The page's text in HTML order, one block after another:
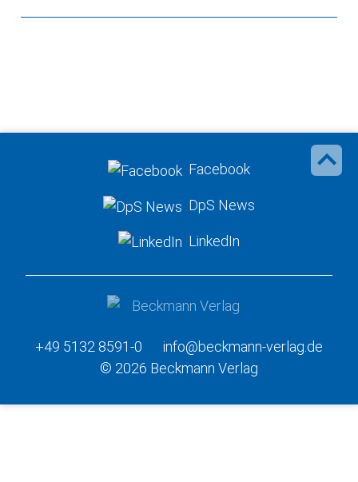
Facebook
DpS News
LinkedIn
+49 5132 8591-0
info@beckmann-verlag.de
© 2026 Beckmann Verlag